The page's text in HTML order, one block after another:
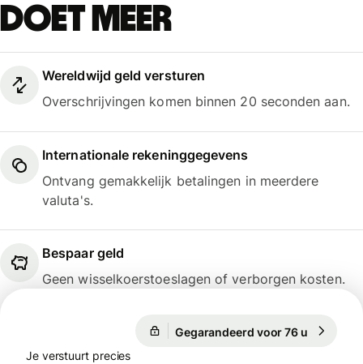
doet meer
Wereldwijd geld versturen
Overschrijvingen komen binnen 20 seconden aan.
Internationale rekeninggegevens
Ontvang gemakkelijk betalingen in meerdere
valuta's.
Bespaar geld
Geen wisselkoerstoeslagen of verborgen kosten.
Gegarandeerd voor 76 u
Je verstuurt precies